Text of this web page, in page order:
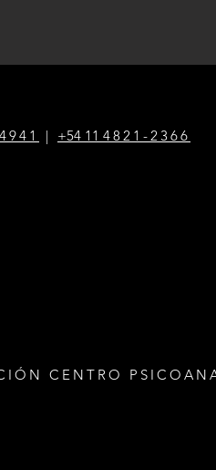
| +54 1 1 4821-2366
CENTRO